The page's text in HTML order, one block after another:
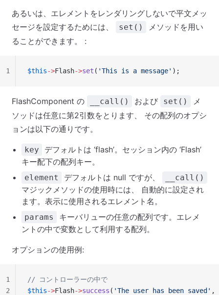
あるいは、エレメントをレンダリングしないで平文メッ
セージを設定するためには、
set()
メソッドを用い
ることができます。 :
$this->Flash->set ( 'This is a message' );
1
FlashComponent の __call() および set()
メ
ソッドは任意に第2引数をとります、 その配列のオプシ
ョンは以下の通りです。
key
デフォルトは ‘flash’。セッション内の ‘Flash’
キー配下の配列キー。
element デフォルトは null ですが、 __call()
マジックメソッドの使用時には、 自動的に設定され
ます。表示に使用されるエレメント名。
params
キーバリューの任意の配列です。エレメ
ントの中で変数として利用する配列。
オプションの使用例:
// コントローラーの中で
$this->Flash->success ( 'The user has been saved' ,
1
2